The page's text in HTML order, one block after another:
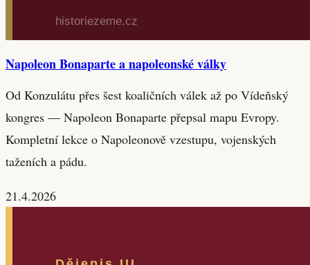
Napoleon Bonaparte a napoleonské války
Od Konzulátu přes šest koaličních válek až po Vídeňský
kongres — Napoleon Bonaparte přepsal mapu Evropy.
Kompletní lekce o Napoleonově vzestupu, vojenských
taženích a pádu.
21.4.2026